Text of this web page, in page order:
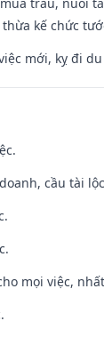
kế chức
mới, kỵ đi
cầu tài
mọi việc,